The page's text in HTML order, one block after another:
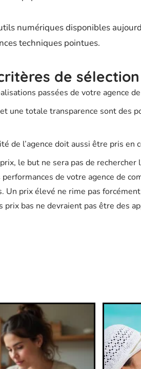
numériques disponibles
techniques pointues.
de
passées de votre agence
une totale transparence sont des
de l’agence doit aussi être pris en
le but ne sera pas de
performances de votre agence de
Un prix élevé ne rime pas
prix bas ne devraient pas être des